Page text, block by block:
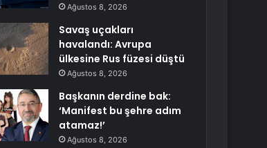
Ağustos 8, 2026
Savaş uçakları
havalandı: Avrupa
ülkesine Rus füzesi düştü
Ağustos 8, 2026
Başkanın derdine bak:
‘Manifest bu şehre adım
atamaz!’
Ağustos 8, 2026